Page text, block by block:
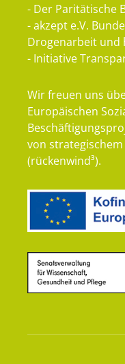
- Der Paritätische
- akzept e.V.
Drogenarbeit und
- Initiative
Wir freuen uns
Europäischen
von
(rückenwind³).